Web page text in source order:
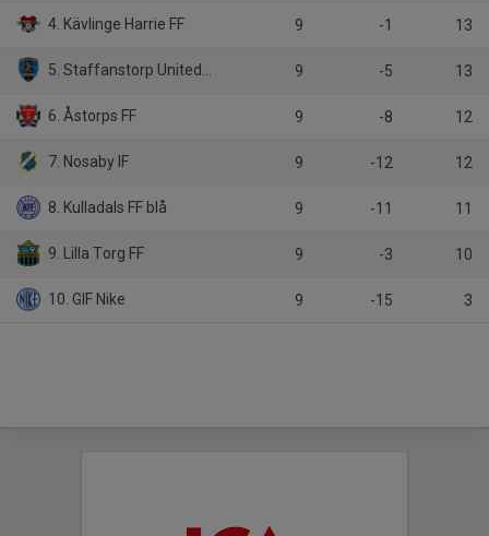
4. Kävlinge Harrie FF 9 -1 13
5. Staffanstorp United FC 9 -5 13
6. Åstorps FF 9 -8 12
7. Nosaby IF 9 -12 12
8. Kulladals FF blå 9 -11 11
9. Lilla Torg FF 9 -3 10
10. GIF Nike 9 -15 3